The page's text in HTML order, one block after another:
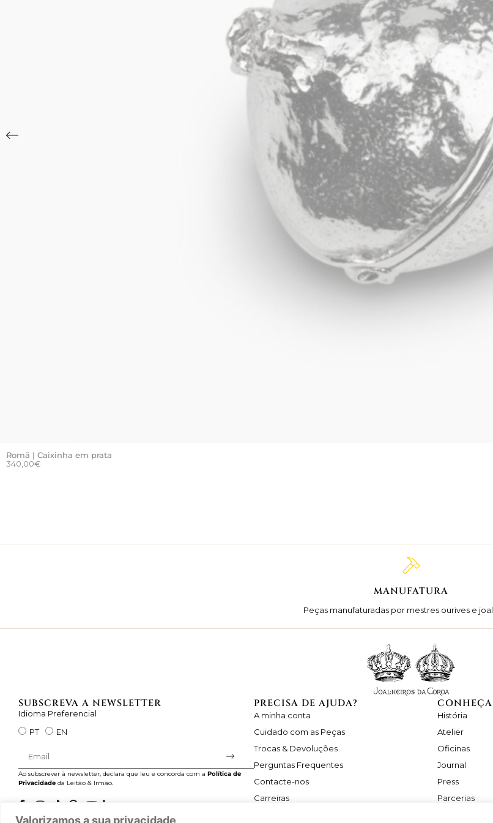
Valorizamos a sua privacidade
Romã | Caixinha em prata
340,00€
MANUFATURA
Peças manufaturadas por mestres ourives e
SUBSCREVA A NEWSLETTER
Idioma Preferencial
PT
EN
Ao subscrever à newsletter, declara que leu e concorda com a Política de
Privacidade da Leitão & Irmão.
PRECISA DE AJUDA?
A minha conta
Cuidado com as Peças
Trocas & Devoluções
Perguntas Frequentes
Contacte-nos
Carreiras
História
Atelier
Oficinas
Journal
Press
Parcerias